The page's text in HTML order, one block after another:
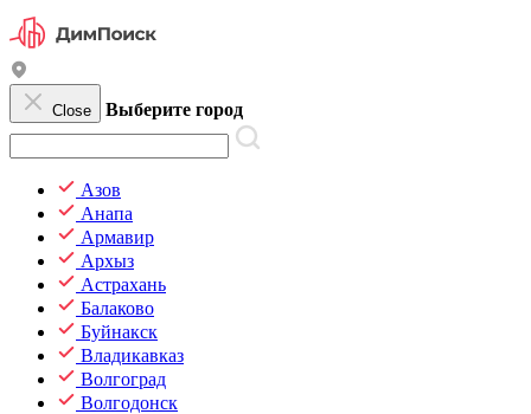
Close Выберите город
Азов
Анапа
Армавир
Архыз
Астрахань
Балаково
Буйнакск
Владикавказ
Волгоград
Волгодонск